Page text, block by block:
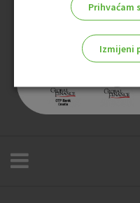
Prihvaćam
Izmijeni